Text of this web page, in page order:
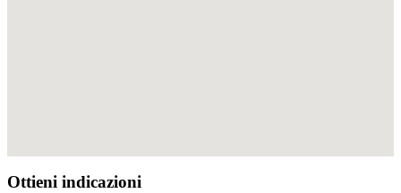
Ottieni indicazioni